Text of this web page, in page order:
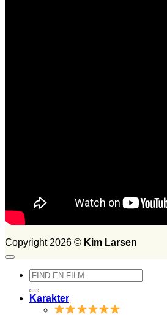
Copyright 2026 © Kim Larsen
Søg
efter:
Karakter